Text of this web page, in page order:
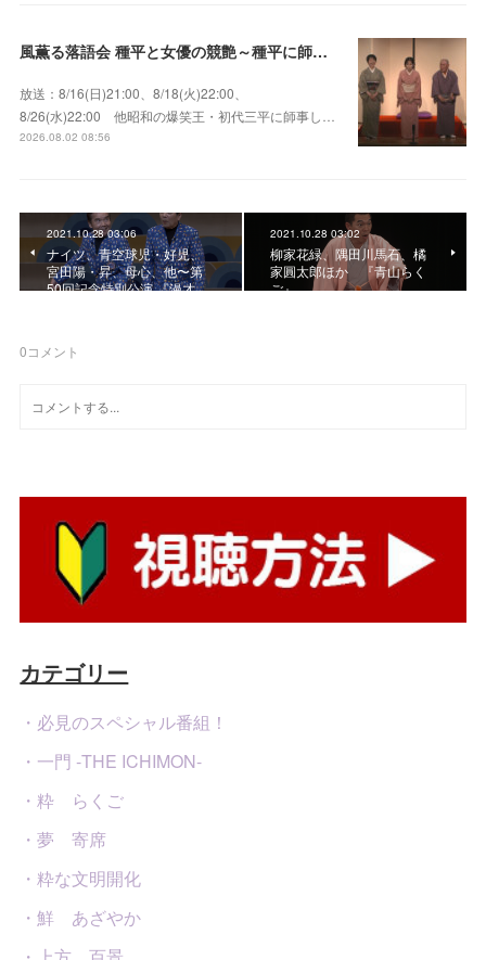
風薫る落語会 種平と女優の競艶～種平に師事した女優たちが百花繚乱に咲き誇る大人気落語会
放送：8/16(日)21:00、8/18(火)22:00、
8/26(水)22:00 他昭和の爆笑王・初代三平に師事し…
2026.08.02 08:56
2021.10.28 03:06
ナイツ、青空球児・好児、
宮田陽・昇、母心、他〜第
50回記念特別公演 『漫才…
2021.10.28 03:02
柳家花緑、隅田川馬石、橘
家圓太郎ほか 『青山らく
ご』
0コメント
カテゴリー
・必見のスペシャル番組！
・一門 -THE ICHIMON-
・粋 らくご
・夢 寄席
・粋な文明開化
・鮮 あざやか